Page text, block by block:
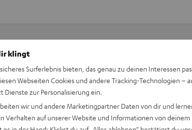
Keinen Store in der Nähe? Kein
beraten dich auch persönlich am
klingt
Surferlebnis bieten, das genau zu deinen Interessen
Webseiten Cookies und andere Tracking-Technologien –
Dienste zur Personalisierung ein.
wir und andere Marketingpartner Daten von dir und
Verhalten auf unserer Website und Informationen von deinem